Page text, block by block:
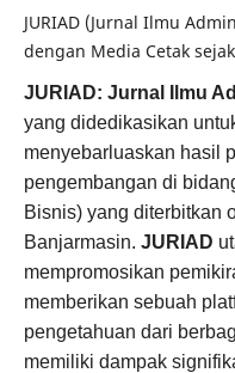
JURIAD (Jurnal Ilmu
dengan Media Cetak sejak
JURIAD: Jurnal Ilmu
yang didedikasikan
menyebarluaskan hasil
pengembangan di
Bisnis) yang diterbitkan
Banjarmasin. JURIAD
mempromosikan
memberikan sebuah
pengetahuan dari
memiliki dampak